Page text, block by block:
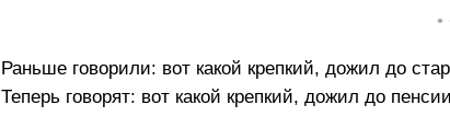
•
Раньше говорили: вот какой крепкий, дожил до
Теперь говорят: вот какой крепкий, дожил до